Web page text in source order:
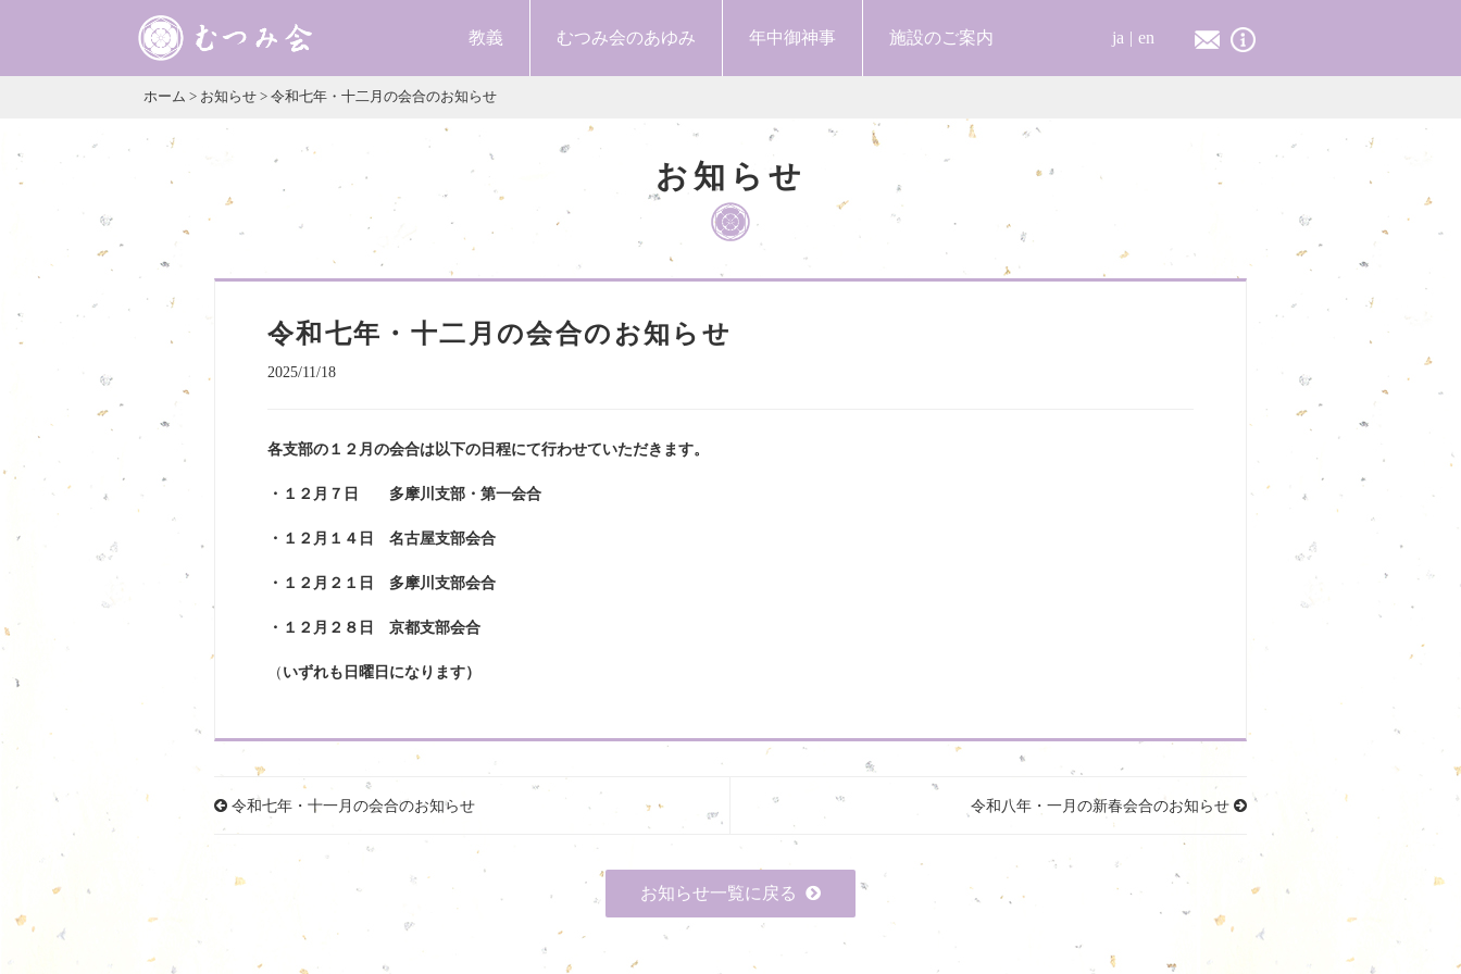
ja en
教義 むつみ会のあゆみ 年中御神事 施設のご案内
ホーム > お知らせ > 令和七年・十二月の会合のお知らせ
お知らせ
令和七年・十二月の会合のお知らせ
2025/11/18
各支部の１２月の会合は以下の日程にて行わせていただきます。
・１２ 月７日 多摩川支部・第一会合
・１２月１４日 名古屋支部会合
・１２月２１日 多摩川支部会合
・１２月２８ 日 京都支部会合
（いずれも日曜日になります）
令和七年・十一月の会合のお知らせ 令和八年・一月の新春会合のお知らせ
お知らせ一覧に戻る